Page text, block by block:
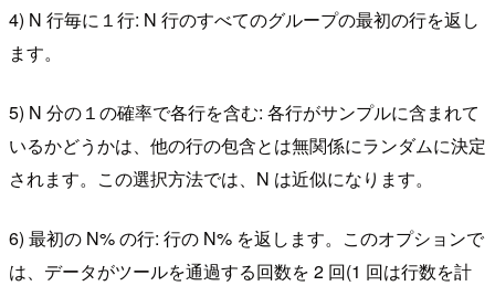
4) N 行毎に１行: N 行のすべてのグループの最初の行を返し
ます。
5) N 分の１の確率で各行を含む: 各行がサンプルに含まれて
いるかどうかは、他の行の包含とは無関係にランダムに決定
されます。この選択方法では、N は近似になります。
6) 最初の N% の行: 行の N% を返します。このオプションで
は、データがツールを通過する回数を 2 回(1 回は行数を計